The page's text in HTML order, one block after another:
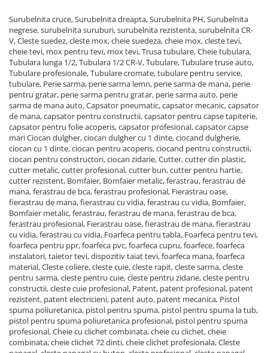
Saci pentru menaj
Elemente pentru prindere si fixare
Chingi si cordeline
Coliere din plastic
Lampi pe gaz, fludor
Magneti pentru sudura in unghi
Ventuze
Gletiere, spacluri si mistrii
Alte gletiere
Gletiere din inox
Gletiere profesionale
Mistrii drepte si pentru colturi
Spacluri
Instrumente pentru scris si trasat
Creioane si creta
Markere cu vopsea
Markere permanente
Sfoara de trasat, oxizi
Surubelnita cruce, Surubelnita dreapta, Surubelnita PH, Surubelnita
negrese, surubelnita suruburi, surubelnita rezistenta, surubelnita CR-
V, Cleste suedez, cleste mox, cheie suedeza, cheie mox, cleste tevi,
cheie tevi, mox pentru tevi, mox tevi, Trusa tubulare, Cheie tubulara,
Tubulara lunga 1/2, Tubulara 1/2 CR-V, Tubulare, Tubulare truse auto,
Tubulare profesionale, Tubulare cromate, tubulare pentru service,
tubulare, Perie sarma, perie sarma lemn, perie sarma de mana, perie
pentru gratar, perie sarma pentru gratar, perie sarma auto, perie
sarma de mana auto, Capsator pneumatic, capsator mecanic, capsator
de mana, capsator pentru constructii, capsator pentru capse tapiterie,
capsator pentru folie acoperis, capsator profesional, capsator capse
mari Ciocan dulgher, ciocan dulgher cu 1 dinte, ciocand dulgherie,
ciocan cu 1 dinte, ciocan pentru acoperis, ciocand pentru constructii,
ciocan pentru constructori, ciocan zidarie, Cutter, cutter din plastic,
cutter metalic, cutter profesional, cutter bun, cutter pentru hartie,
cutter rezistent, Bomfaier, Bomfaier metalic, ferastrau, ferastrau de
mana, ferastrau de bca, ferastrau profesional, Fierastrau oase,
fierastrau de mana, fierastrau cu vidia, ferastrau cu vidia, Bomfaier,
Bomfaier metalic, ferastrau, ferastrau de mana, ferastrau de bca,
ferastrau profesional, Fierastrau oase, fierastrau de mana, fierastrau
cu vidia, ferastrau cu vidia, Foarfeca pentru tabla, Foarfeca pentru tevi,
foarfeca pentru ppr, foarfeca pvc, foarfeca cupru, foarfece, foarfeca
instalatori, taietor tevi, dispozitiv taiat tevi, foarfeca mana, foarfeca
material, Cleste coliere, cleste cuie, cleste rapit, cleste sarma, cleste
pentru sarma, cleste pentru cuie, cleste pentru zidarie, cleste pentru
constructii, cleste cuie profesional, Patent, patent profesional, patent
rezistent, patent electricieni, patent auto, patent mecanica, Pistol
spuma poliuretanica, pistol pentru spuma, pistol pentru spuma la tub,
pistol pentru spuma poliuretanica profesional, pistol pentru spuma
profesional, Cheie cu clichet combinata, cheie cu clichet, cheie
combinata, cheie clichet 72 dinti, cheie clichet profesionala, Cleste